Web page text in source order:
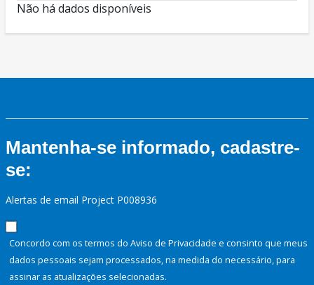
Não há dados disponíveis
Mantenha-se informado, cadastre-
se:
Alertas de email Project P008936
Concordo com os termos do Aviso de Privacidade e consinto que meus
dados pessoais sejam processados, na medida do necessário, para
assinar as atualizações selecionadas.